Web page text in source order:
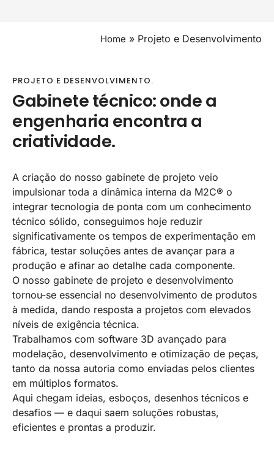
Home » Projeto e Desenvolvimento
PROJETO E DESENVOLVIMENTO.
Gabinete técnico: onde a
engenharia encontra a
criatividade.
A criação do nosso gabinete de projeto veio
impulsionar toda a dinâmica interna da M2C® o
integrar tecnologia de ponta com um conhecimento
técnico sólido, conseguimos hoje reduzir
significativamente os tempos de experimentação em
fábrica, testar soluções antes de avançar para a
produção e afinar ao detalhe cada componente.
O nosso gabinete de projeto e desenvolvimento
tornou-se essencial no desenvolvimento de produtos
à medida, dando resposta a projetos com elevados
níveis de exigência técnica.
Trabalhamos com software 3D avançado para
modelação, desenvolvimento e otimização de peças,
tanto da nossa autoria como enviadas pelos clientes
em múltiplos formatos.
Aqui chegam ideias, esboços, desenhos técnicos e
desafios — e daqui saem soluções robustas,
eficientes e prontas a produzir.